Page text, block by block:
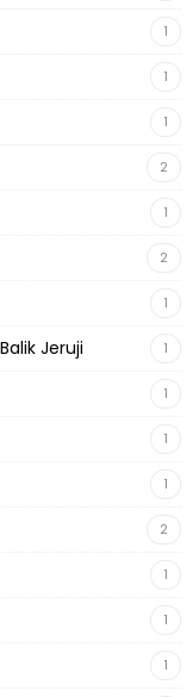
1
1
1
2
1
2
1
Jeruji 1
1
1
1
2
1
1
1